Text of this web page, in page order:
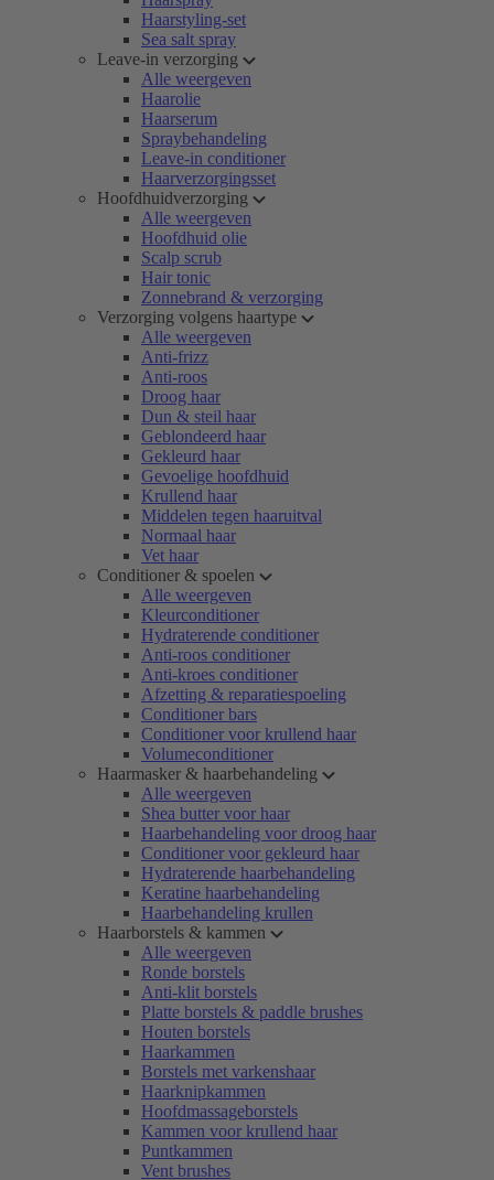
Haarstyling-set
Sea salt spray
Leave-in verzorging
Alle weergeven
Haarolie
Haarserum
Spraybehandeling
Leave-in conditioner
Haarverzorgingsset
Hoofdhuidverzorging
Alle weergeven
Hoofdhuid olie
Scalp scrub
Hair tonic
Zonnebrand & verzorging
Verzorging volgens haartype
Alle weergeven
Anti-frizz
Anti-roos
Droog haar
Dun & steil haar
Geblondeerd haar
Gekleurd haar
Gevoelige hoofdhuid
Krullend haar
Middelen tegen haaruitval
Normaal haar
Vet haar
Conditioner & spoelen
Alle weergeven
Kleurconditioner
Hydraterende conditioner
Anti-roos conditioner
Anti-kroes conditioner
Afzetting & reparatiespoeling
Conditioner bars
Conditioner voor krullend haar
Volumeconditioner
Haarmasker & haarbehandeling
Alle weergeven
Shea butter voor haar
Haarbehandeling voor droog haar
Conditioner voor gekleurd haar
Hydraterende haarbehandeling
Keratine haarbehandeling
Haarbehandeling krullen
Haarborstels & kammen
Alle weergeven
Ronde borstels
Anti-klit borstels
Platte borstels & paddle brushes
Houten borstels
Haarkammen
Borstels met varkenshaar
Haarknipkammen
Hoofdmassageborstels
Kammen voor krullend haar
Puntkammen
Vent brushes